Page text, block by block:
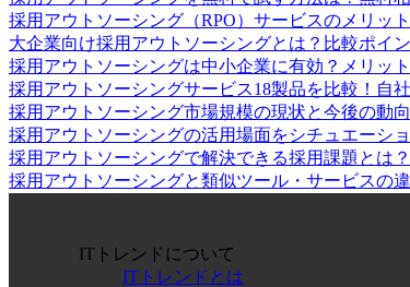
採用アウトソーシング（RPO）サービスのメリッ
大企業向け採用アウトソーシングとは？比較ポイ
採用アウトソーシングは中小企業に有効？メリッ
採用アウトソーシングサービス18製品を比較！自
採用アウトソーシング市場規模の現状と今後の動向
採用アウトソーシングの活用場面をシチュエーシ
採用アウトソーシングで解決できる採用課題とは
採用アウトソーシングと類似ツール・サービスの
ITトレンドについて
ITトレンドとは